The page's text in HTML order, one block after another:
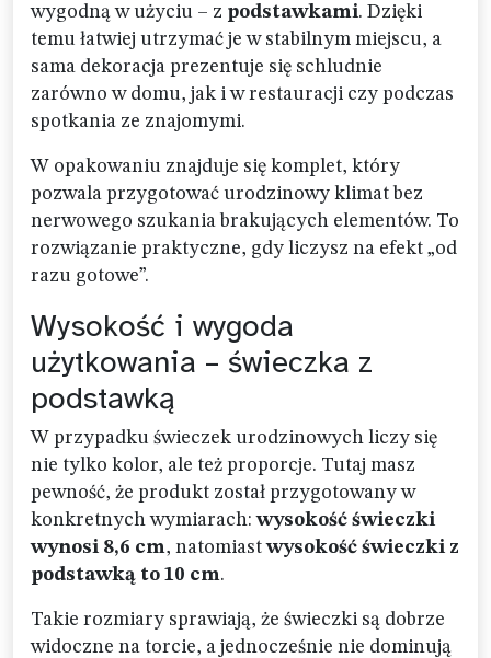
wygodną w użyciu – z podstawkami. Dzięki
temu łatwiej utrzymać je w stabilnym miejscu, a
sama dekoracja prezentuje się schludnie
zarówno w domu, jak i w restauracji czy podczas
spotkania ze znajomymi.
W opakowaniu znajduje się komplet, który
pozwala przygotować urodzinowy klimat bez
nerwowego szukania brakujących elementów. To
rozwiązanie praktyczne, gdy liczysz na efekt „od
razu gotowe”.
Wysokość i wygoda
użytkowania – świeczka z
podstawką
W przypadku świeczek urodzinowych liczy się
nie tylko kolor, ale też proporcje. Tutaj masz
pewność, że produkt został przygotowany w
konkretnych wymiarach:wysokość świeczki
wynosi 8,6 cm, natomiastwysokość świeczki z
podstawką to 10 cm.
Takie rozmiary sprawiają, że świeczki są dobrze
widoczne na torcie, a jednocześnie nie dominują